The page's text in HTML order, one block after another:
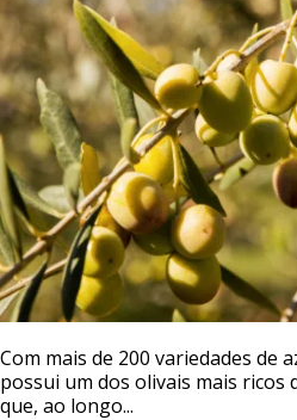
Com mais de 200 variedades de
possui um dos olivais mais ricos
que, ao longo...